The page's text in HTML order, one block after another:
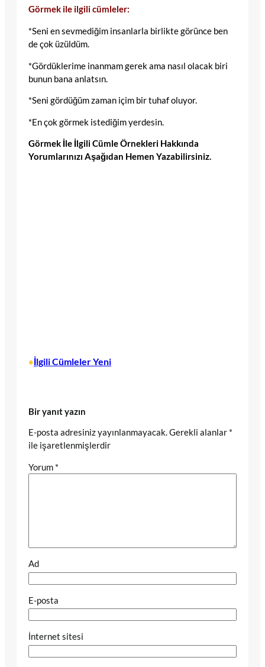
Görmek ile ilgili cümleler:
*Seni en sevmediğim insanlarla birlikte görünce ben
de çok üzüldüm.
*Gördüklerime inanmam gerek ama nasıl olacak biri
bunun bana anlatsın.
*Seni gördüğüm zaman içim bir tuhaf oluyor.
*En çok görmek istediğim yerdesin.
Görmek İle İlgili Cümle Örnekleri Hakkında
Yorumlarınızı Aşağıdan Hemen Yazabilirsiniz.
•İlgili Cümleler Yeni
Bir yanıt yazın
E-posta adresiniz yayınlanmayacak.Gerekli alanlar *
ile işaretlenmişlerdir
Yorum *
Ad
E-posta
İnternet sitesi